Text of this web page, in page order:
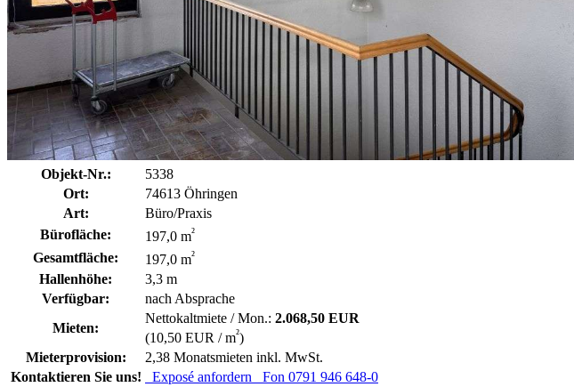
Objekt-Nr.:
5338
Ort:
74613 Öhringen
Art:
Büro/Praxis
Bürofläche:
197,0 m²
Gesamtfläche: 197,0 m²
Hallenhöhe:
3,3 m
Verfügbar:
nach Absprache
Mieten:
Nettokaltmiete / Mon.: 2.068,50 EUR
(10,50 EUR / m²)
Mieterprovision:
2,38 Monatsmieten inkl. MwSt.
Kontaktieren Sie uns!
Exposé anfordern Fon 0791 946 648-0